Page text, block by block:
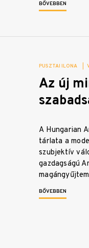
BŐVEBBEN
PUSZTAI ILONA
Az új
A Hungarian
tárlata a
szubjektív
gazdagságú
BŐVEBBEN